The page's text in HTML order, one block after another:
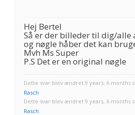
Hej Bertel
Så er der billeder til dig/alle
og nøgle håber det kan
Mvh Ms Super
P.S Det er en original nøgle
Dette svar blev ændret 9 years, 6 months
Rasch
Dette svar blev ændret 9 years, 6 months
Rasch